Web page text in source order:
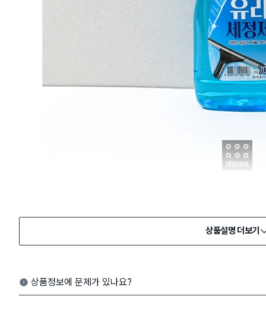
상품설명 더보기
상품정보에 문제가 있나요?